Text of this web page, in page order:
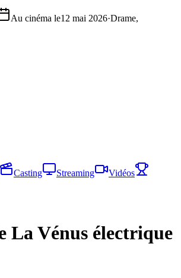
Au cinéma le12 mai 2026·Drame,
Casting Streaming
Vidéos
La Vénus électrique